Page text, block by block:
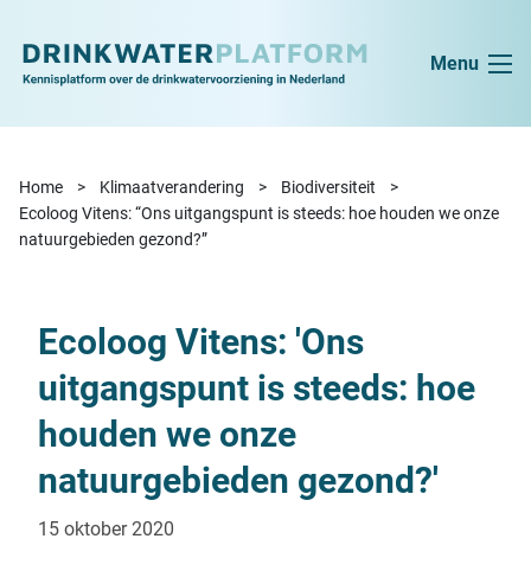
Menu
Home Klimaatverandering
Biodiversiteit
Ecoloog Vitens: “Ons uitgangspunt is steeds: hoe houden we onze
natuurgebieden gezond?”
Ecoloog Vitens: 'Ons
uitgangspunt is steeds: hoe
houden we onze
natuurgebieden gezond?'
15 oktober 2020